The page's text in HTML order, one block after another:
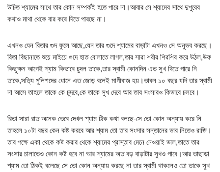
উচিত শ্যামের সাথে তার কোন সম্পর্কই হতে পারে না।আবার সে শ্যামের সাথে দুপুরের
কথাও মাথা থেকে বার করে দিতে পারছে না।
এখনও যেন রিতার গুদ ফুলে আছে,যেন তার গুদে শ্যামের বাড়াটা এখনও সে অনুভব করছে।
রিতা বিছানাতে শুয়ে মাইয়ে গুদে হাত বোলাতে লাগল,তার সারা শরীর শিরশির করে উঠল,উফ
কিছুক্ষন আগেই শ্যাম কিভাবে চুদল তাকে,তার স্বামী কোনদিন এত সুখ দিতে পারে নি
তাকে,সত্যি পুলিশদের ধোনে এত জোড় বলেই মাগীবাজ হয়।ভাবল ১০ বছর যদি তার স্বামী
না আসে তাহলে তাকে কে চুদবে,কে তাকে সুখ দেবে আর তার সংসারও কিভাবে চলবে।
রিতা সারা রাত অনেক ভেবে দেখল শ্যাম ঠিক কথা বলছে-সে তো কোন অন্যায় করে নি
তাহলে ১০টা বছর কেন কষ্ট করবে আর শ্যাম তো তার সংসার সন্তানের ভার নিতেও রাজি।
তার পক্ষে একা থেকে কষ্ট করার থেকে শ্যামের প্রাস্তাব মেনে নেওয়াই ভাল,তাতে তার
সংসার চালাতেও কোন কষ্ট হবে না আর শ্যামের অত বড় বাড়াটার সুখও পাবে।আর তাছাড়া
শ্যাম তো ঠিকই বলেছে সে তো কোন অন্যায় করছে না তার স্বামী থাকলেও তো তাকে সুখ